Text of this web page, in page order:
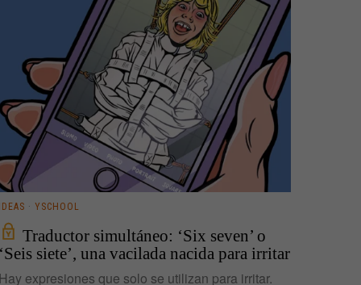
IDEAS · YSCHOOL
Traductor simultáneo: ‘Six seven’ o
‘Seis siete’, una vacilada nacida para irritar
Hay expresiones que solo se utilizan para irritar.